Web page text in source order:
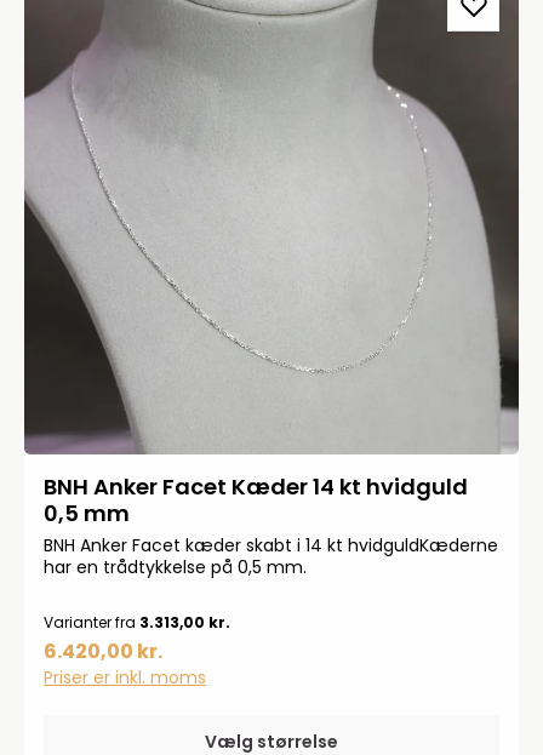
BNH Anker Facet Kæder 14 kt hvidguld
0,5 mm
BNH Anker Facet kæder skabt i 14 kt hvidguldKæderne
har en trådtykkelse på 0,5 mm.
Varianter fra 3.313,00 kr.
6.420,00 kr.
Priser er inkl. moms
Vælg størrelse